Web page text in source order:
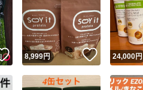
いいね！
8,999円 いいね！
24,000円